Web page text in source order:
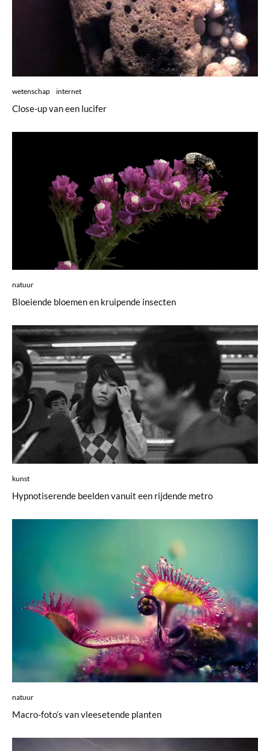
wetenschap internet
Close-up van een lucifer
natuur
Bloeiende bloemen en kruipende insecten
kunst
Hypnotiserende beelden vanuit een rijdende metro
natuur
Macro-foto’s van vleesetende planten